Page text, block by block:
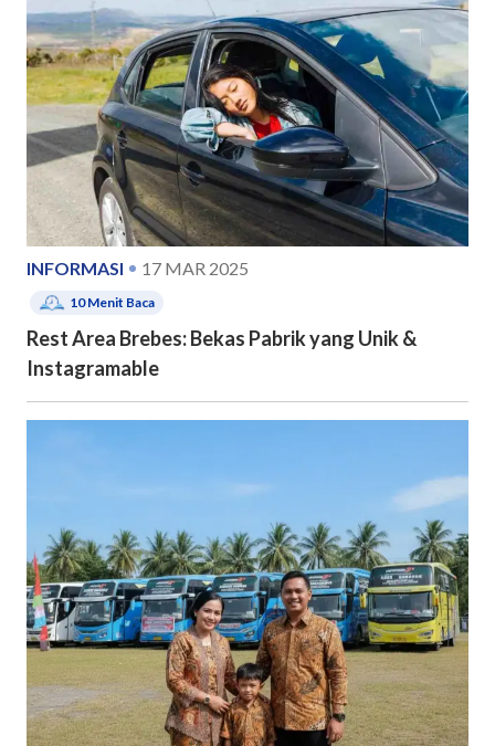
INFORMASI 17 MAR 2025
10Menit Baca
Rest Area Brebes: Bekas Pabrik yang Unik &
Instagramable